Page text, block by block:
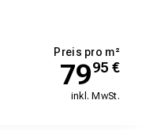
Preis pro m²
7995 €
inkl. MwSt.